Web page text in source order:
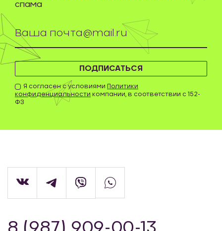
ПОДПИСАТЬСЯ
Я согласен с условиями Политики
конфиденциальности компании, в соответствии с 152-
ФЗ
спама